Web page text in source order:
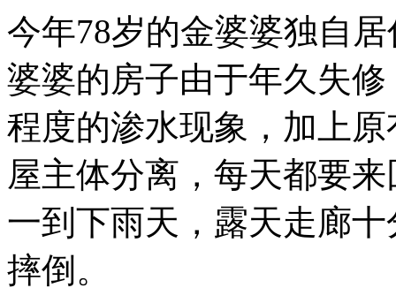
今年78岁的金婆婆独自
婆婆的房子由于年久失
程度的渗水现象，加上
屋主体分离，每天都要
一到下雨天，露天走廊
摔倒。